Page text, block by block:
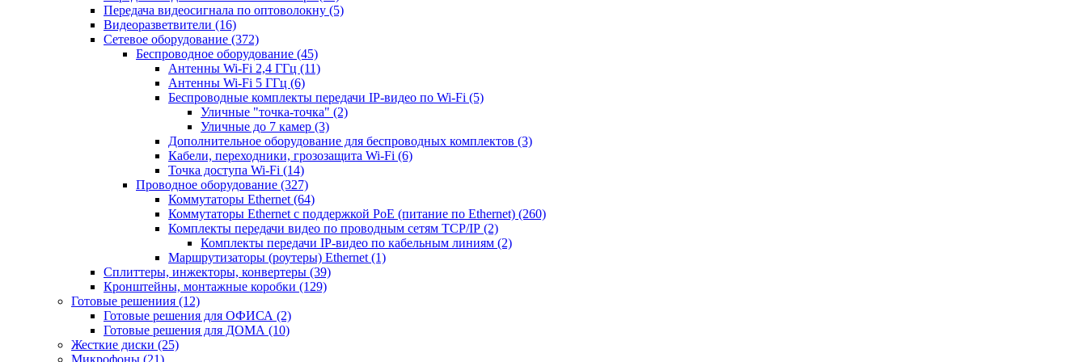
Передача видеосигнала по оптоволокну (5)
Видеоразветвители (16)
Сетевое оборудование (372)
Беспроводное оборудование (45)
Антенны Wi-Fi 2,4 ГГц (11)
Антенны Wi-Fi 5 ГГц (6)
Беспроводные комплекты передачи IP-видео по Wi-Fi (5)
Уличные "точка-точка" (2)
Уличные до 7 камер (3)
Дополнительное оборудование для беспроводных комплектов (3)
Кабели, переходники, грозозащита Wi-Fi (6)
Точка доступа Wi-Fi (14)
Проводное оборудование (327)
Коммутаторы Ethernet (64)
Коммутаторы Ethernet с поддержкой PoE (питание по Ethernet) (260)
Комплекты передачи видео по проводным сетям TCP/IP (2)
Комплекты передачи IP-видео по кабельным линиям (2)
Маршрутизаторы (роутеры) Ethernet (1)
Сплиттеры, инжекторы, конвертеры (39)
Кронштейны, монтажные коробки (129)
Готовые решениия (12)
Готовые решения для ОФИСА (2)
Готовые решения для ДОМА (10)
Жесткие диски (25)
Микрофоны (21)